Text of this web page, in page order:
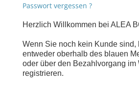
Passwort vergessen ?
Herzlich Willkommen bei ALEA
Wenn Sie noch kein Kunde sind,
entweder oberhalb des blauen
oder über den Bezahlvorgang im
registrieren.